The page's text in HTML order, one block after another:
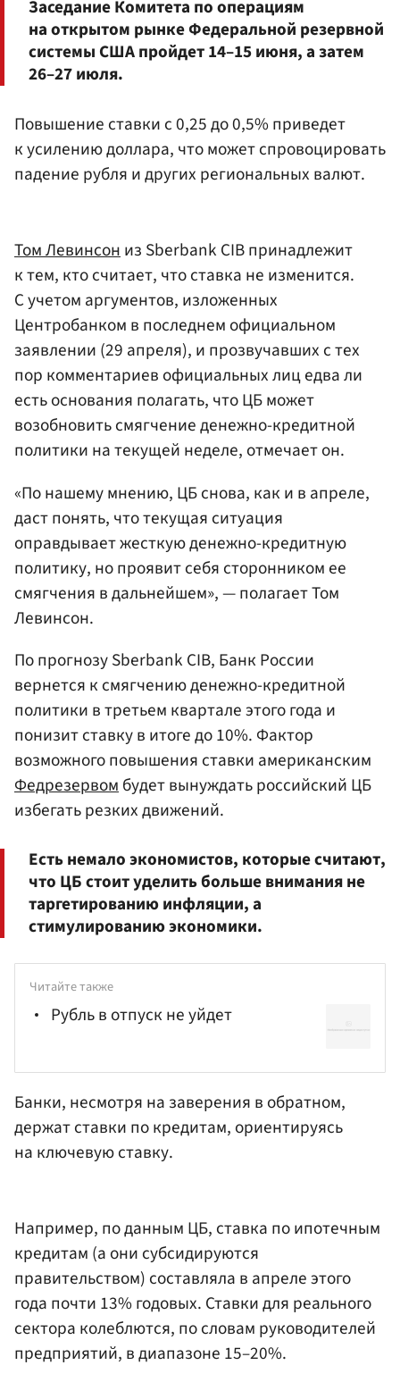
Заседание Комитета по операциям
на открытом рынке Федеральной резервной
системы США пройдет 14–15 июня, а затем
26–27 июля.
Повышение ставки с 0,25 до 0,5% приведет
к усилению доллара, что может спровоцировать
падение рубля и других региональных валют.
Том Левинсониз Sberbank CIB принадлежит
к тем, кто считает, что ставка не изменится.
С учетом аргументов, изложенных
Центробанком в последнем официальном
заявлении (29 апреля), и прозвучавших с тех
пор комментариев официальных лиц едва ли
есть основания полагать, что ЦБ может
возобновить смягчение денежно-кредитной
политики на текущей неделе, отмечает он.
«По нашему мнению, ЦБ снова, как и в апреле,
даст понять, что текущая ситуация
оправдывает жесткую денежно-кредитную
политику, но проявит себя сторонником ее
смягчения в дальнейшем», — полагает Том
Левинсон.
По прогнозу Sberbank CIB, Банк России
вернется к смягчению денежно-кредитной
политики в третьем квартале этого года и
понизит ставку в итоге до 10%. Фактор
возможного повышения ставки американским
Федрезервомбудет вынуждать российский ЦБ
избегать резких движений.
Есть немало экономистов, которые считают,
что ЦБ стоит уделить больше внимания не
таргетированию инфляции, а
стимулированию экономики.
Читайте также
Рубль в отпуск не уйдет
Банки, несмотря на заверения в обратном,
держат ставки по кредитам, ориентируясь
на ключевую ставку.
Например, по данным ЦБ, ставка по ипотечным
кредитам (а они субсидируются
правительством) составляла в апреле этого
года почти 13% годовых. Ставки для реального
сектора колеблются, по словам руководителей
предприятий, в диапазоне 15–20%.